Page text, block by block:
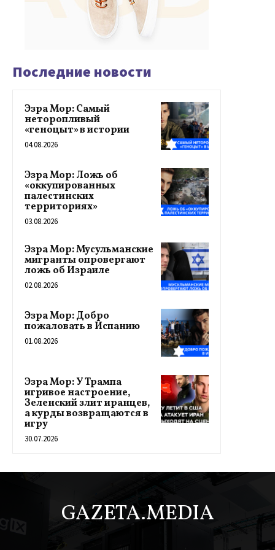
Последние новости
Эзра Мор: Самый
неторопливый
«геноцыт» в истории
04.08.2026
Эзра Мор: Ложь об
«оккупированных
палестинских
территориях»
03.08.2026
Эзра Мор: Мусульманские
мигранты опровергают
ложь об Израиле
02.08.2026
Эзра Мор: Добро
пожаловать в Испанию
01.08.2026
Эзра Мор: У Трампа
игривое настроение,
Зеленский злит иранцев,
а курды возвращаются в
игру
30.07.2026
GAZETA.MEDIA